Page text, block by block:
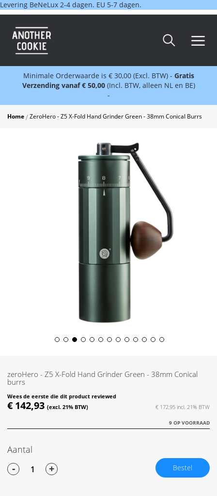
Levering BeNeLux 2-4 dagen. EU 5-7 dagen.
Minimale Orderwaarde is € 30,00 (Excl. BTW) - Gratis
Verzending vanaf € 50,00 (Incl. BTW, alleen NL en BE)
-
Home ZeroHero - Z5 X-Fold Hand Grinder Green - 38mm Conical Burrs
zeroHero - Z5 X-Fold Hand Grinder Green - 38mm Conical
burrs
Wees de eerste die dit product reviewed
€ 142,93 € 172,95
9 OP VOORRAAD
Aantal
- + Bestel
beginning
the
images